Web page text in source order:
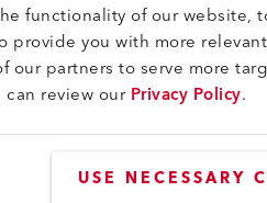
functionality of our
provide you with more
our partners to serve more
review ourPrivacy Policy.
USE NECESSARY
gasdichte Spritzen
der Probe durch
muss die Blutprobe
durchmischt werden,
und somit zu einer
die Probe zu heftig